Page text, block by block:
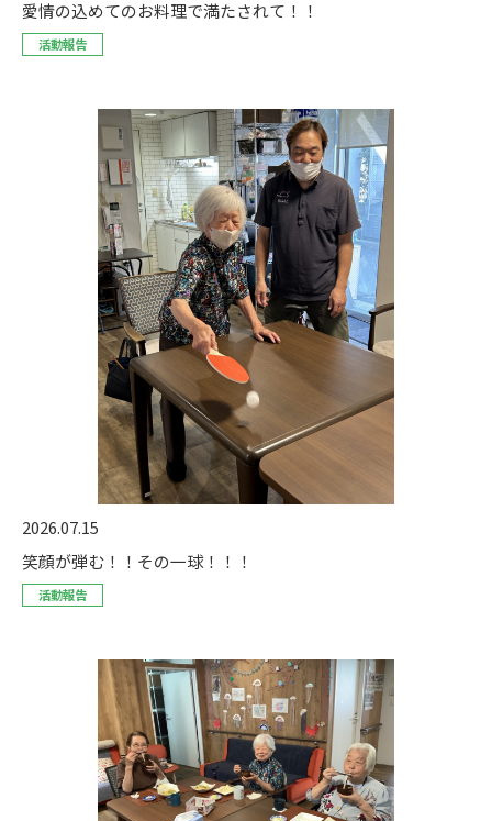
愛情の込めてのお料理で満たされて！！
活動報告
2026.07.15
笑顔が弾む！！その一球！！！
活動報告